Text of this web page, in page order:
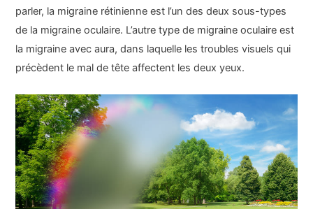
parler, la migraine rétinienne est l’un des deux sous-types
de la migraine oculaire. L’autre type de migraine oculaire est
la migraine avec aura, dans laquelle les troubles visuels qui
précèdent le mal de tête affectent les deux yeux.